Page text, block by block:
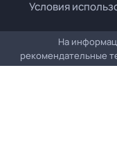
Условия
На
рекомендательные